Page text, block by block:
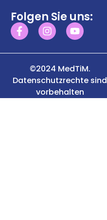
Folgen Sie uns:
©2024 MedTiM.
Datenschutzrechte sind
vorbehalten